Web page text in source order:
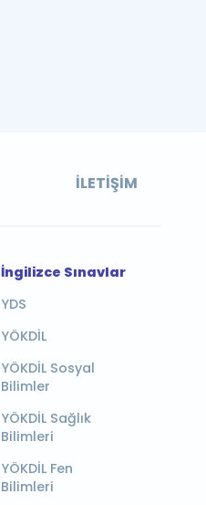
İLETIŞIM
İngilizce Sınavlar
YDS
YÖKDİL
YÖKDİL Sosyal
Bilimler
YÖKDİL Sağlık
Bilimleri
YÖKDİL Fen
Bilimleri